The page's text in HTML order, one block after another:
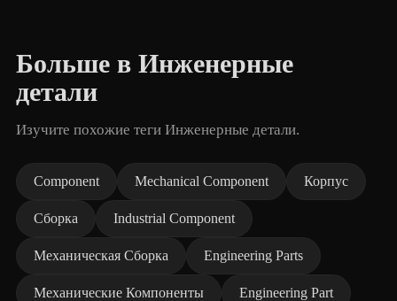
Больше в Инженерные
детали
Изучите похожие теги Инженерные детали.
Component Mechanical Component Корпус
Сборка Industrial Component
Механическая Сборка Engineering Parts
Механические Компоненты Engineering Part